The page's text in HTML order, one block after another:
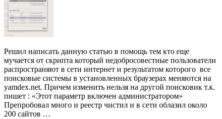
Решил написать данную статью в помощь тем кто еще
мучается от скрипта который недобросовестные пользователи
распространяют в сети интернет и результатом которого все
поисковые системы в установленных браузерах меняются на
yamdex.net. Причем изменить нельзя на другой поисковик т.к.
пишет : «Этот параметр включен администратором»
Препробовал много и реестр чистил и в сети облазил около
200 сайтов …